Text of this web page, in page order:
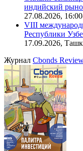
Онлайн-семинар
офисную
11.08.2026,
Онлайн-семинар
индийский
VIII
Республики
17.09.2026,
ЖурналCbonds Review